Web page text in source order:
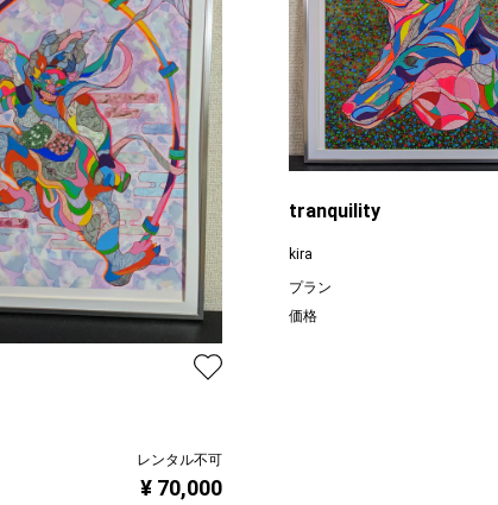
レンタル不可
¥ 70,000
tranquility
kira
プラン
価格